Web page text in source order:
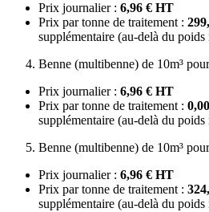
Prix journalier : 6,96 € HT
Prix par tonne de traitement :
supplémentaire (au-delà du poids
Benne (multibenne) de 10m³
Prix journalier : 6,96 € HT
Prix par tonne de traitement :
supplémentaire (au-delà du poids
Benne (multibenne) de 10m³
Prix journalier : 6,96 € HT
Prix par tonne de traitement :
supplémentaire (au-delà du poids